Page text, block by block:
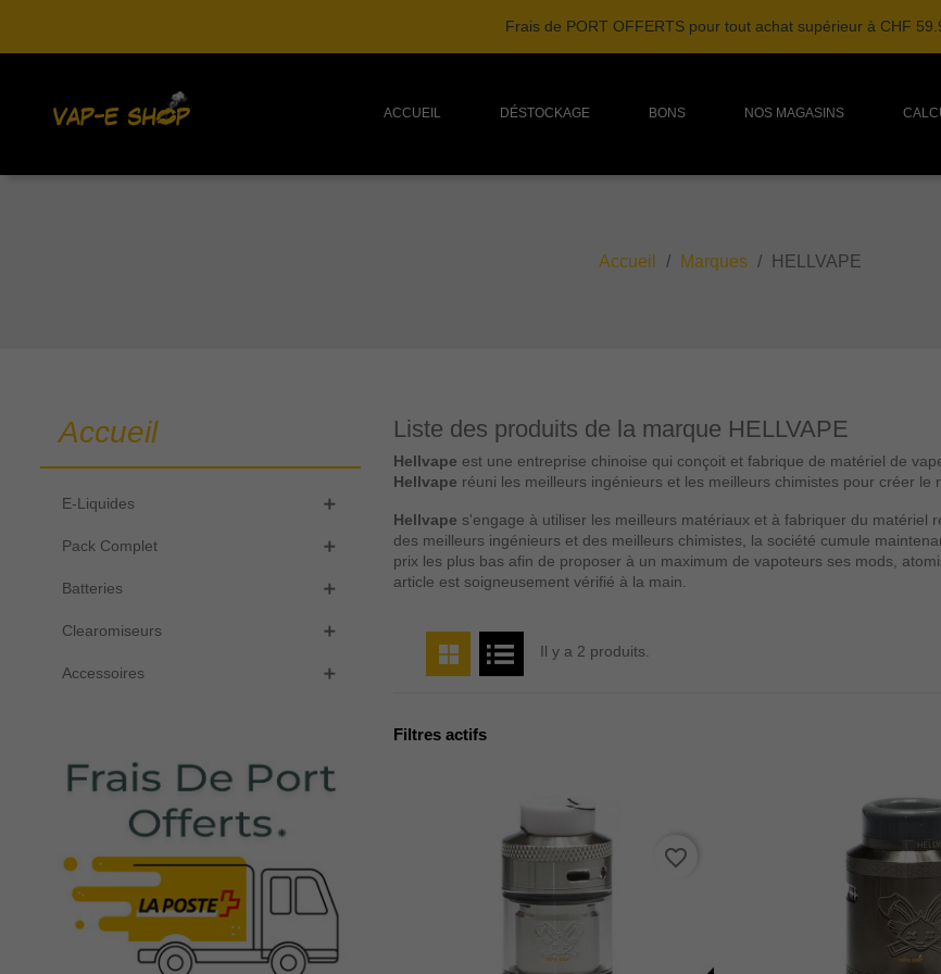
Frais de PORT OFFERTS pour tout achat supérieur à CHF
ACCUEIL DÉSTOCKAGE BONS NOS MAGASINS
Accueil Marques HELLVAPE
Accueil
E-Liquides 
Pack Complet 
Batteries 
Clearomiseurs 
Accessoires 
Liste des produits de la marque HELLVAPE
Hellvape est une entreprise chinoise qui conçoit et fabrique de matériel de
Hellvape réuni les meilleurs ingénieurs et les meilleurs chimistes pour créer le
Hellvape s'engage à utiliser les meilleurs matériaux et à fabriquer du
des meilleurs ingénieurs et des meilleurs chimistes, la société cumule
prix les plus bas afin de proposer à un maximum de vapoteurs ses mods,
article est soigneusement vérifié à la main.
Il y a 2 produits.
Filtres actifs
favorite_border